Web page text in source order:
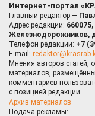
Интернет-портал
Главный редактор —
Адрес редакции:
Железнодорожников,
Телефон редакции: +7
E-mail:
Мнения авторов статей,
материалов,
комментариев
с позицией редакции.
Архив материалов
Подача рекламы: